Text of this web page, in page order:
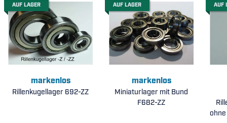
AUF LAGER
markenlos
Rillenkugellager 692-ZZ
AUF LAGER
markenlos
Miniaturlager mit Bund
F682-ZZ
AUF
ohne